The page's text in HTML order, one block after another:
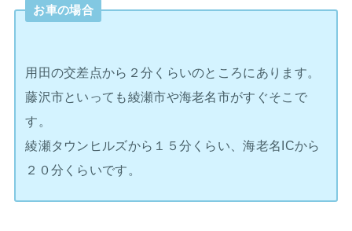
お車の場合
用田の交差点から２分くらいのところにあります。
藤沢市といっても綾瀬市や海老名市がすぐそこで
す。
綾瀬タウンヒルズから１５分くらい、海老名ICから
２０分くらいです。